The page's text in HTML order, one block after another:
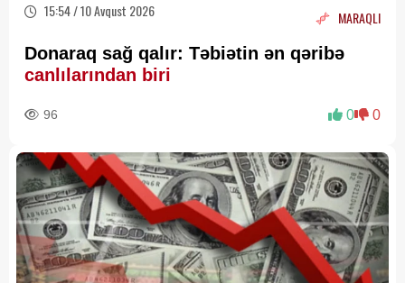
15:54 / 10 Avqust 2026 MARAQLI
Donaraq sağ qalır: Təbiətin ən qəribə
canlılarından biri
96 0 0